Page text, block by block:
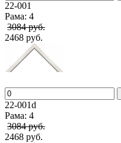
22-001
Рама: 4
3084 руб.
2468 руб.
22-001d
Рама: 4
3084 руб.
2468 руб.